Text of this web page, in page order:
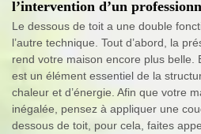
l’intervention d’un
Le dessous de toit a une double
l’autre technique. Tout d’abord, la
rend votre maison encore plus belle.
est un élément essentiel de la
chaleur et d’énergie. Afin que votre
inégalée, pensez à appliquer une
dessous de toit, pour cela, faites